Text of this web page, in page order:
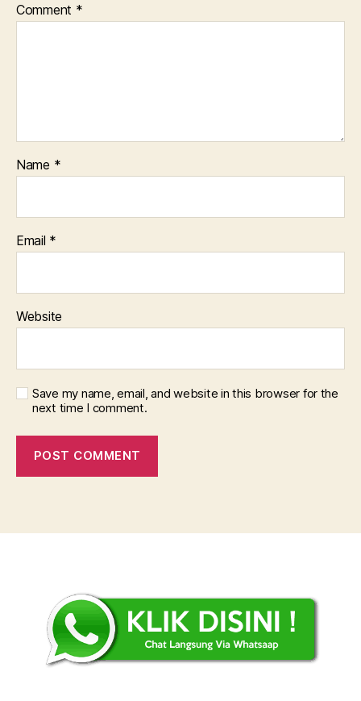
Comment *
Name *
Email *
Website
Save my name, email, and website in this browser for the
next time I comment.